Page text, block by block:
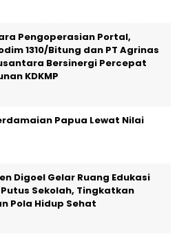
Pengoperasian Portal,
1310/Bitung dan PT Agrinas
Bersinergi Percepat
KDKMP
Papua Lewat Nilai
Digoel Gelar Ruang Edukasi
Sekolah, Tingkatkan
Pola Hidup Sehat